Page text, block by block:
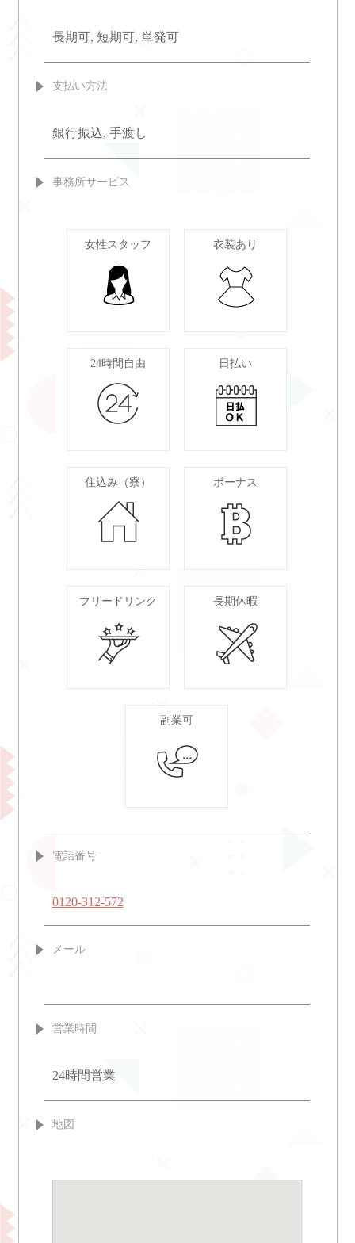
長期可, 短期可, 単発可
支払い方法
銀行振込, 手渡し
事務所サービス
女性スタッフ 衣装あり
24時間自由 日払い
住込み（寮） ボーナス
フリードリンク 長期休暇
副業可
電話番号
0120-312-572
メール
営業時間
24時間営業
地図